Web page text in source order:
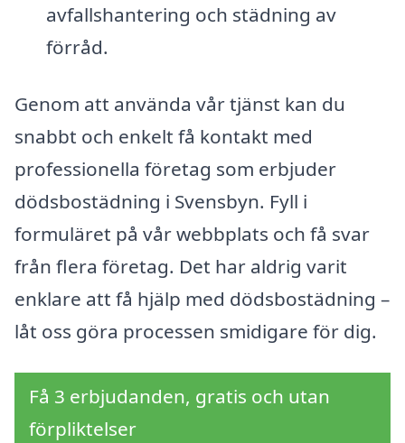
avfallshantering och städning av
förråd.
Genom att använda vår tjänst kan du
snabbt och enkelt få kontakt med
professionella företag som erbjuder
dödsbostädning i Svensbyn. Fyll i
formuläret på vår webbplats och få svar
från flera företag. Det har aldrig varit
enklare att få hjälp med dödsbostädning –
låt oss göra processen smidigare för dig.
Få 3 erbjudanden, gratis och utan
förpliktelser